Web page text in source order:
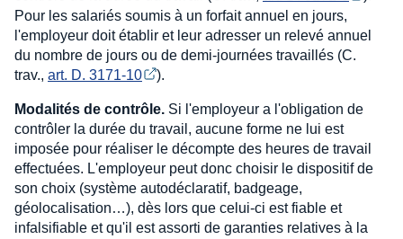
Pour les salariés soumis à un forfait annuel en jours,
l'employeur doit établir et leur adresser un relevé annuel
du nombre de jours ou de demi-journées travaillés (C.
trav., art. D. 3171-10 ).
Modalités de contrôle. Si l'employeur a l'obligation de
contrôler la durée du travail, aucune forme ne lui est
imposée pour réaliser le décompte des heures de travail
effectuées. L'employeur peut donc choisir le dispositif de
son choix (système autodéclaratif, badgeage,
géolocalisation…), dès lors que celui-ci est fiable et
infalsifiable et qu'il est assorti de garanties relatives à la